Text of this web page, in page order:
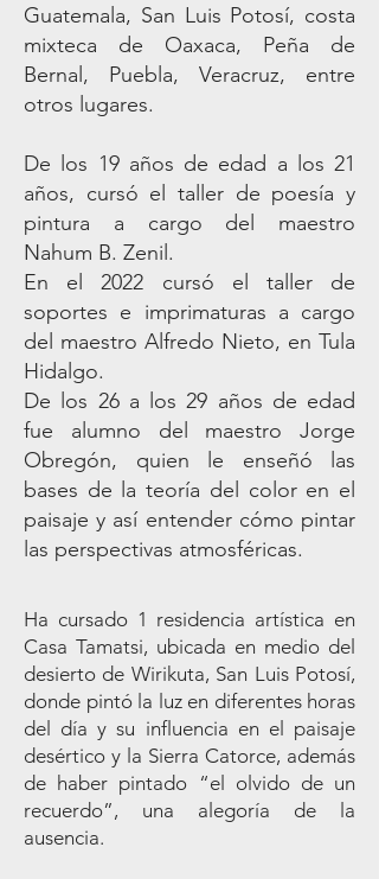
Guatemala, San Luis Potosí, costa
mixteca de Oaxaca, Peña de
Bernal, Puebla, Veracruz, entre
otros lugares.
De los 19 años de edad a los 21
años, cursó el taller de poesía y
pintura a cargo del maestro
Nahum B. Zenil.
En el 2022 cursó el taller de
soportes e imprimaturas a cargo
del maestro Alfredo Nieto, en Tula
Hidalgo.
De los 26 a los 29 años de edad
fue alumno del maestro Jorge
Obregón, quien le enseñó las
bases de la teoría del color en el
paisaje y así entender cómo pintar
las perspectivas atmosféricas.
Ha cursado 1 residencia artística en
Casa Tamatsi, ubicada en medio del
desierto de Wirikuta, San Luis Potosí,
donde pintó la luz en diferentes horas
del día y su influencia en el paisaje
desértico y la Sierra Catorce, además
de haber pintado “el olvido de un
recuerdo”, una alegoría de la
ausencia.